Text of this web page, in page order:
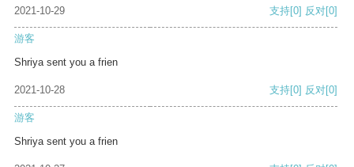
2021-10-29 支持[0] 反对[0]
游客
Shriya sent you a frien
2021-10-28 支持[0] 反对[0]
游客
Shriya sent you a frien